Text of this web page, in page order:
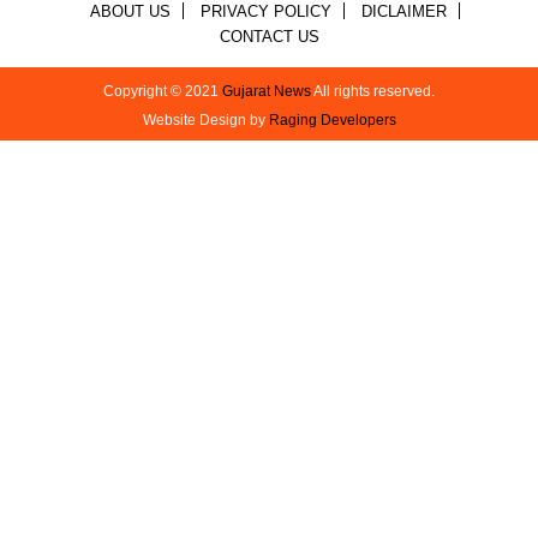
ABOUT US PRIVACY POLICY
DICLAIMER
CONTACT US
Copyright © 2021 Gujarat News All rights reserved.
Website Design by Raging Developers